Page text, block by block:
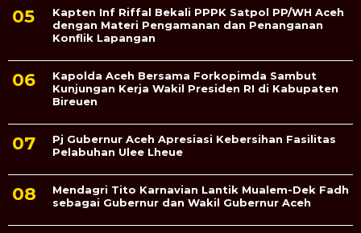
Kapten Inf Riffal Bekali PPPK Satpol PP/WH Aceh
dengan Materi Pengamanan dan Penanganan
Konflik Lapangan
Kapolda Aceh Bersama Forkopimda Sambut
Kunjungan Kerja Wakil Presiden RI di Kabupaten
Bireuen
Pj Gubernur Aceh Apresiasi Kebersihan Fasilitas
Pelabuhan Ulee Lheue
Mendagri Tito Karnavian Lantik Mualem-Dek Fadh
sebagai Gubernur dan Wakil Gubernur Aceh